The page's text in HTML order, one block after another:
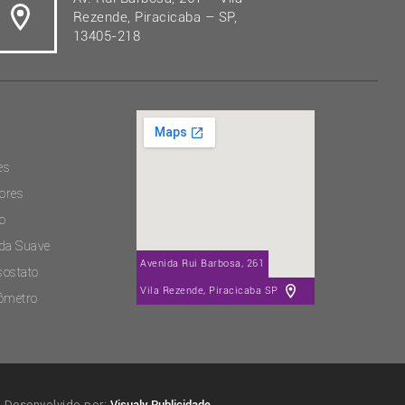
Rezende, Piracicaba – SP,
13405-218
Suave
Avenida Rui Barbosa, 261
Vila Rezende, Piracicaba SP